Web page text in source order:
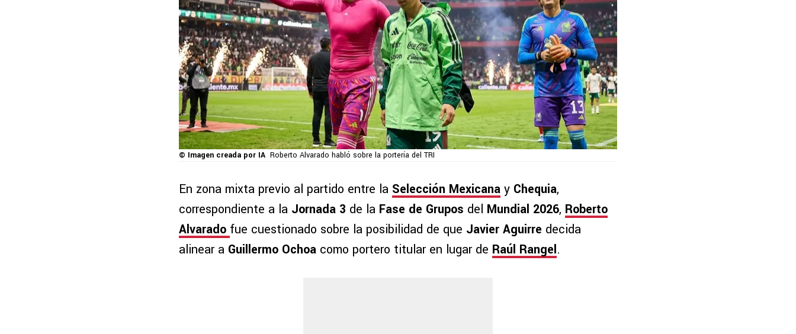
© Imagen creada por IA Roberto Alvarado habló sobre la portería del TRI
En zona mixta previo al partido entre la Selección Mexicana y Chequia,
correspondiente a la Jornada 3 de la Fase de Grupos del Mundial 2026, Roberto
Alvarado fue cuestionado sobre la posibilidad de que Javier Aguirre decida
alinear a Guillermo Ochoa como portero titular en lugar de Raúl Rangel.